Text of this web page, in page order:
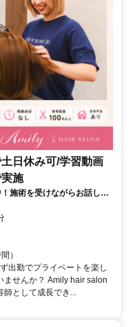
日休み可/学習動画
施
施術を受けながらお話しま
り✅️就業時間内の研修あり
）
出勤でプライベートを楽し
せんか？ Amily hair salon
師として成長でき...